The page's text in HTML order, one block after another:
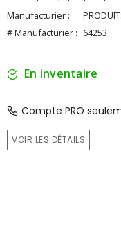
Manufacturier :
# Manufacturier : 64253
En inventaire
Compte PRO
VOIR LES DÉTAILS